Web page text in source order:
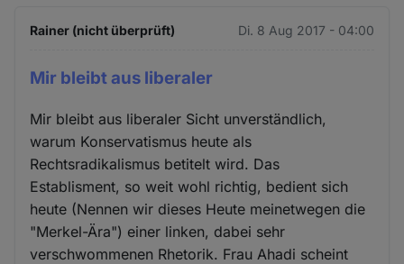
Rainer (nicht überprüft) Di. 8 Aug 2017 - 04:00
Mir bleibt aus liberaler
Mir bleibt aus liberaler Sicht unverständlich,
warum Konservatismus heute als
Rechtsradikalismus betitelt wird. Das
Establisment, so weit wohl richtig, bedient sich
heute (Nennen wir dieses Heute meinetwegen die
"Merkel-Ära") einer linken, dabei sehr
verschwommenen Rhetorik. Frau Ahadi scheint